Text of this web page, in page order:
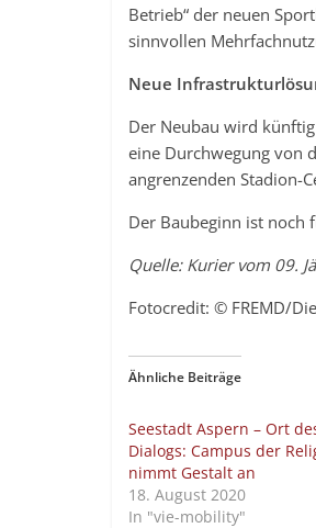
Betrieb“ der neuen
sinnvollen
Neue
Der Neubau wird
eine Durchwegung von
angrenzenden Stadion-
Der Baubeginn ist noch
Quelle: Kurier vom 09.
Fotocredit: © FREMD/
Ähnliche Beiträge
Seestadt Aspern – Ort
Dialogs: Campus der
nimmt Gestalt an
18. August 2020
In "vie-mobility"